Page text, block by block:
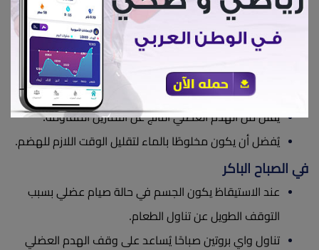
دقيقة بعد انتهاء التمرين.
قبل التمرين بفترة قصيرة
تناول واي بروتين قبل التمرين بـ 30 إلى 60 دقيقة يوفّر
الأحماض الأمينية أثناء الأداء البدني.
يُقلل من الهدم العضلي الناتج عن التمارين المقاومة.
يُفضل أن يكون مخلوطًا بالماء لتقليل الوقت اللازم للهضم.
في الصباح الباكر
عند الاستيقاظ يكون الجسم في حالة صيام عضلي بسبب
التوقف الطويل عن تناول الطعام.
تناول واي بروتين صباحًا يُساعد على وقف الهدم العضلي